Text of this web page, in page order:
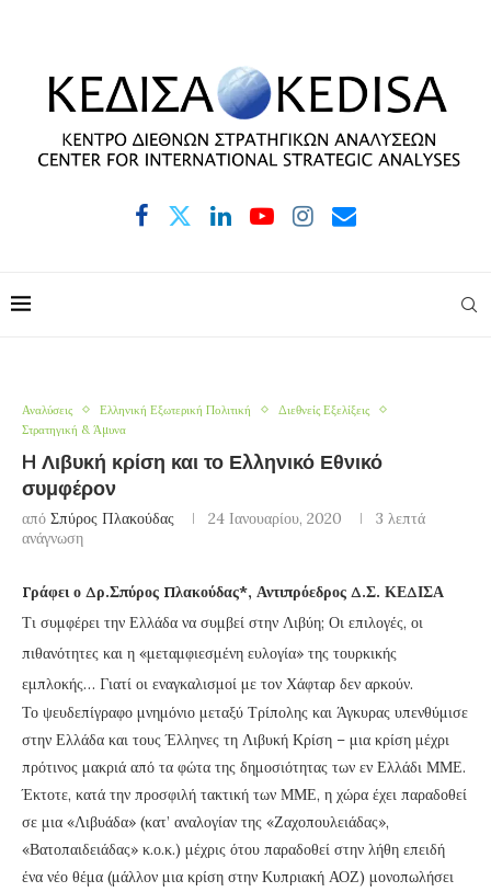
Αναλύσεις Ελληνική Εξωτερική Πολιτική
Διεθνείς Εξελίξεις
Στρατηγική & Άμυνα
H Λιβυκή κρίση και το Ελληνικό Εθνικό
συμφέρον
από Σπύρος Πλακούδας 24 Ιανουαρίου, 2020
3 λεπτά
ανάγνωση
Γράφει ο Δρ.Σπύρος Πλακούδας*, Αντιπρόεδρος Δ.Σ. ΚΕΔΙΣΑ
Τι συμφέρει την Ελλάδα να συμβεί στην Λιβύη; Οι επιλογές, οι
πιθανότητες και η «μεταμφιεσμένη ευλογία» της τουρκικής
εμπλοκής… Γιατί οι εναγκαλισμοί με τον Χάφταρ δεν αρκούν.
Το ψευδεπίγραφο μνημόνιο μεταξύ Τρίπολης και Άγκυρας υπενθύμισε
στην Ελλάδα και τους Έλληνες τη Λιβυκή Κρίση – μια κρίση μέχρι
πρότινος μακριά από τα φώτα της δημοσιότητας των εν Ελλάδι ΜΜΕ.
Έκτοτε, κατά την προσφιλή τακτική των ΜΜΕ, η χώρα έχει παραδοθεί
σε μια «Λιβυάδα» (κατ’ αναλογίαν της «Ζαχοπουλειάδας»,
«Βατοπαιδειάδας» κ.ο.κ.) μέχρις ότου παραδοθεί στην λήθη επειδή
ένα νέο θέμα (μάλλον μια κρίση στην Κυπριακή ΑΟΖ) μονοπωλήσει